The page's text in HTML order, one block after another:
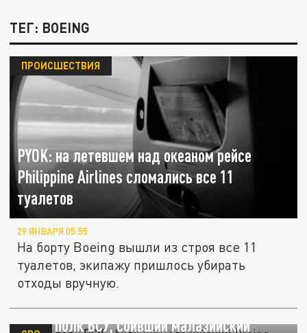
ТЕГ: BOEING
PYOK: на летевшем над океаном рейсе
Philippine Airlines сломались все 11
туалетов
ПРОИСШЕСТВИЯ
29 ЯНВАРЯ 05:55
На борту Boeing вышли из строя все 11
туалетов, экипажу пришлось убирать
отходы вручную.
ТАСС: полк ВСУ, сбивший малазийский